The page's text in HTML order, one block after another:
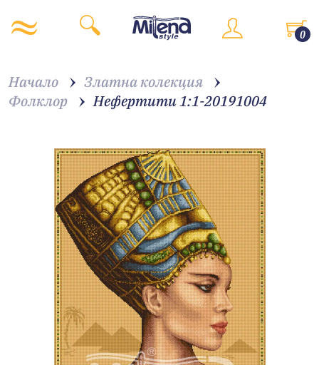
0
Начало
Златна колекция
Фолклор
Нефертити 1:1-20191004